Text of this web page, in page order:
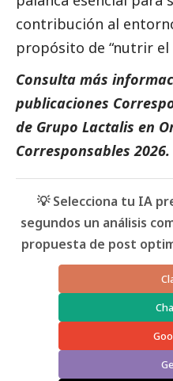
contribución al
propósito de “nutrir el
Consulta más
publicaciones
de Grupo Lactalis en
Corresponsables 2026.
💡 Selecciona tu IA
segundos un análisis
propuesta de post